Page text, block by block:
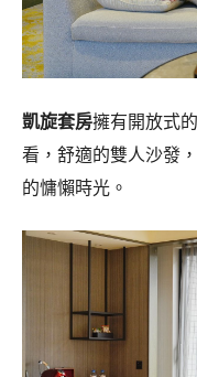
凱旋套房擁有開放式
看，舒適的雙人沙發
的慵懶時光。